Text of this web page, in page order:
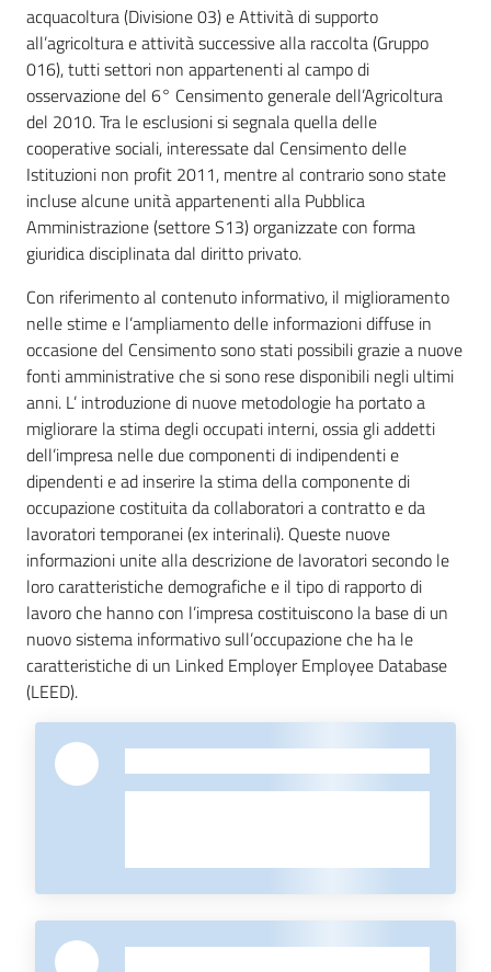
acquacoltura (Divisione 03) e Attività di supporto
all’agricoltura e attività successive alla raccolta (Gruppo
016), tutti settori non appartenenti al campo di
osservazione del 6° Censimento generale dell’Agricoltura
del 2010. Tra le esclusioni si segnala quella delle
cooperative sociali, interessate dal Censimento delle
Istituzioni non profit 2011, mentre al contrario sono state
incluse alcune unità appartenenti alla Pubblica
Amministrazione (settore S13) organizzate con forma
giuridica disciplinata dal diritto privato.
Con riferimento al contenuto informativo, il miglioramento
nelle stime e l’ampliamento delle informazioni diffuse in
occasione del Censimento sono stati possibili grazie a nuove
fonti amministrative che si sono rese disponibili negli ultimi
anni. L’ introduzione di nuove metodologie ha portato a
migliorare la stima degli occupati interni, ossia gli addetti
dell’impresa nelle due componenti di indipendenti e
dipendenti e ad inserire la stima della componente di
occupazione costituita da collaboratori a contratto e da
lavoratori temporanei (ex interinali). Queste nuove
informazioni unite alla descrizione de lavoratori secondo le
loro caratteristiche demografiche e il tipo di rapporto di
lavoro che hanno con l’impresa costituiscono la base di un
nuovo sistema informativo sull’occupazione che ha le
caratteristiche di un Linked Employer Employee Database
(LEED).